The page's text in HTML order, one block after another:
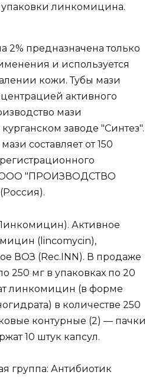
упаковки линкомицина.
предназначена только
и используется
кожи. Тубы мази
активного
мази
заводе "Синтез".
составляет от 150
ООО "ПРОИЗВОДСТВО
Активное
(lincomycin),
ВОЗ (Rec.INN). В продаже
250 мг в упаковках по 20
линкомицин (в форме
в количестве 250
контурные (2) — пачки
10 штук капсул.
группа: Антибиотик